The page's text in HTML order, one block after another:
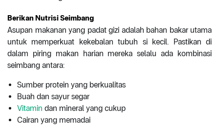
Berikan Nutrisi Seimbang
Asupan makanan yang padat gizi adalah bahan bakar utama
untuk memperkuat kekebalan tubuh si kecil. Pastikan di
dalam piring makan harian mereka selalu ada kombinasi
seimbang antara:
Sumber protein yang berkualitas
Buah dan sayur segar
Vitamin dan mineral yang cukup
Cairan yang memadai